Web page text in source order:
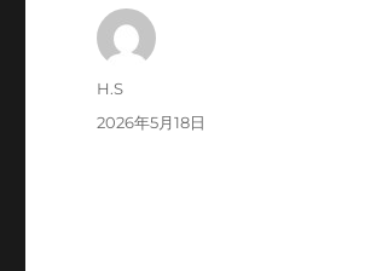
投
H.S
投
2026年5月18日